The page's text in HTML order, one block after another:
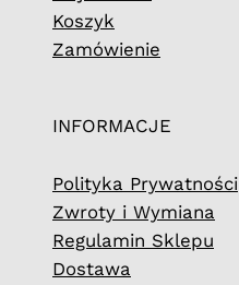
Koszyk
Zamówienie
INFORMACJE
Polityka Prywatności
Zwroty i Wymiana
Regulamin Sklepu
Dostawa